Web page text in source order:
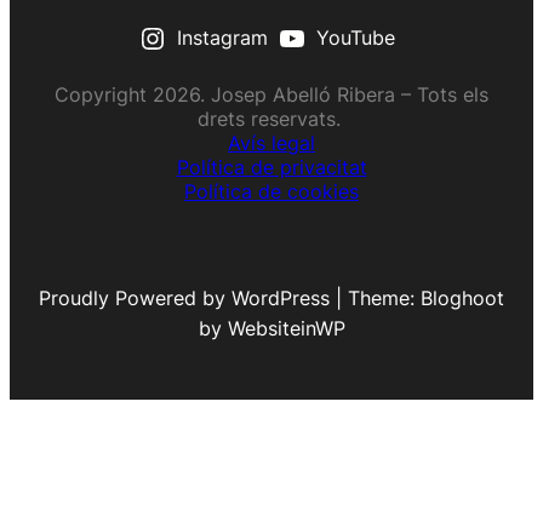
Instagram YouTube
Copyright 2026. Josep Abelló Ribera – Tots els
drets reservats.
Avís legal
Política de privacitat
Política de cookies
Proudly Powered by WordPress | Theme: Bloghoot
by WebsiteinWP